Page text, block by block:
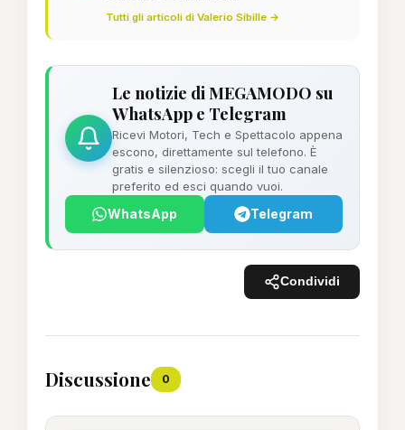
Tutti gli articoli di Valerio Sibille →
Le notizie di MEGAMODO su
WhatsApp e Telegram
Ricevi Motori, Tech e Spettacolo appena
escono, direttamente sul telefono. È
gratis e silenzioso: scegli il tuo canale
preferito ed esci quando vuoi.
WhatsApp Telegram
Condividi
Discussione 0